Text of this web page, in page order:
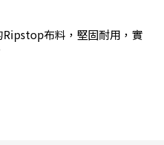
布料，堅固耐用，實